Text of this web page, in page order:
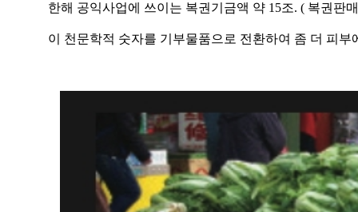
한해 공익사업에 쓰이는 복권기금액 약 15조. ( 복권판
이 천문학적 숫자를 기부물품으로 전환하여 좀 더 피